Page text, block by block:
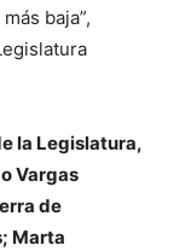
baja”,
la Legislatura,
Vargas
de
Marta